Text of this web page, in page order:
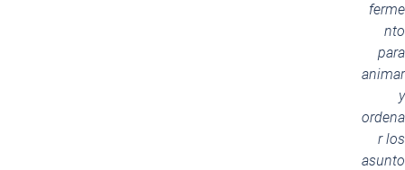
ferme
nto
para
animar
y
ordena
r los
asunto